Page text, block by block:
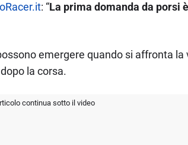
: “La prima domanda da porsi
emergere quando si affronta
la corsa.
continua sotto il video